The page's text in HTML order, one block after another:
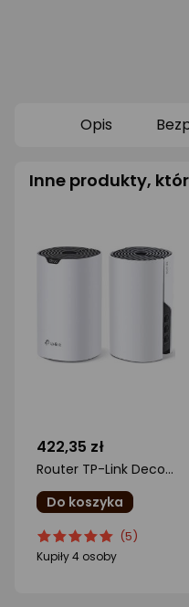
Opis
Inne produkty,
422,35 zł
Router TP-Link Deco S7 2-pack
Do koszyka
ocena
produktu
Ocena
produktu
(5)
Kupiły 4 osoby